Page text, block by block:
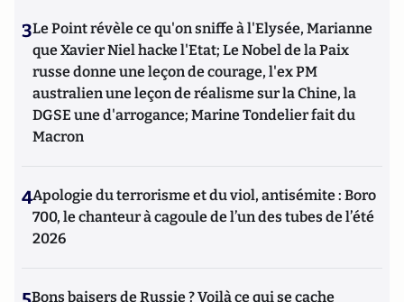
3Le Point révèle ce qu'on sniffe à l'Elysée, Marianne
que Xavier Niel hacke l'Etat; Le Nobel de la Paix
russe donne une leçon de courage, l'ex PM
australien une leçon de réalisme sur la Chine, la
DGSE une d'arrogance; Marine Tondelier fait du
Macron
4Apologie du terrorisme et du viol, antisémite : Boro
700, le chanteur à cagoule de l’un des tubes de l’été
2026
Bons baisers de Russie ? Voilà ce qui se cache